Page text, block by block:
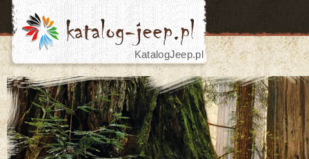
KatalogJeep.pl